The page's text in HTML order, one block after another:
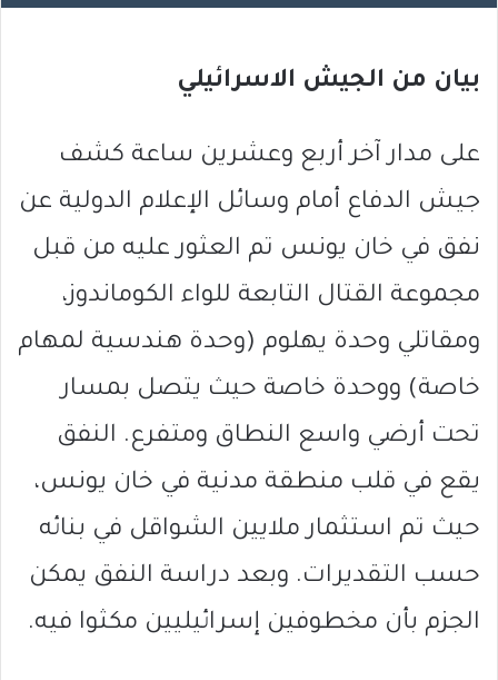
بيان من الجيش الاسرائيلي
على مدار آخر أربع وعشرين ساعة كشف
جيش الدفاع أمام وسائل الإعلام الدولية عن
نفق في خان يونس تم العثور عليه من قبل
مجموعة القتال التابعة للواء الكوماندوز،
ومقاتلي وحدة يهلوم (وحدة هندسية لمهام
خاصة) ووحدة خاصة حيث يتصل بمسار
تحت أرضي واسع النطاق ومتفرع. النفق
يقع في قلب منطقة مدنية في خان يونس،
حيث تم استثمار ملايين الشواقل في بنائه
حسب التقديرات. وبعد دراسة النفق يمكن
الجزم بأن مخطوفين إسرائيليين مكثوا فيه.